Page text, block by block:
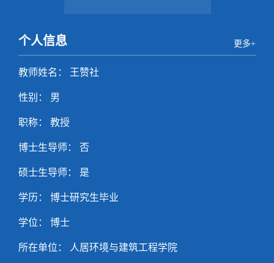
个人信息 更多+
教师姓名： 王赞社
性别： 男
职称： 教授
博士生导师： 否
硕士生导师： 是
学历： 博士研究生毕业
学位： 博士
所在单位： 人居环境与建筑工程学院